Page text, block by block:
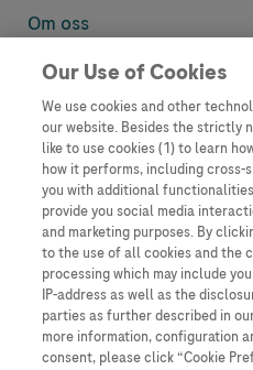
Om oss
Denne nettsiden inneholder
informasjon som ellers ikke er
Vennligst vær oppmerksom på at vi
informasjon som muligens ikke er i
prosess, regulering, registrering
Roche har ikke alltid mulighet til å
vil fjerne villedende eller
Vi har ikke ansvar for innhold på
Kopiering av materiale fra dette
tillatt uten avtale. Nettstedet
innhold er merket.
Dette nettstedet er ikke beregnet
Our Use of Cookies
We use cookies and other
our website. Besides the strictly
like to use cookies (1) to learn
how it performs, including
you with additional
provide you social media
and marketing purposes. By
to the use of all cookies and the
processing which may include
IP-address as well as the
parties as further described in
more information, configuration
consent, please click “Cookie